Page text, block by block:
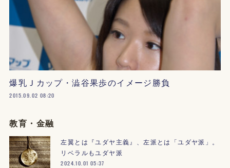
爆乳Ｊカップ・澁谷果歩のイメージ勝負
2015.09.02 08:20
教育・金融
左翼とは『ユダヤ主義』、左派とは「ユダヤ派」。
リベラルもユダヤ派
2024.10.01 05:37